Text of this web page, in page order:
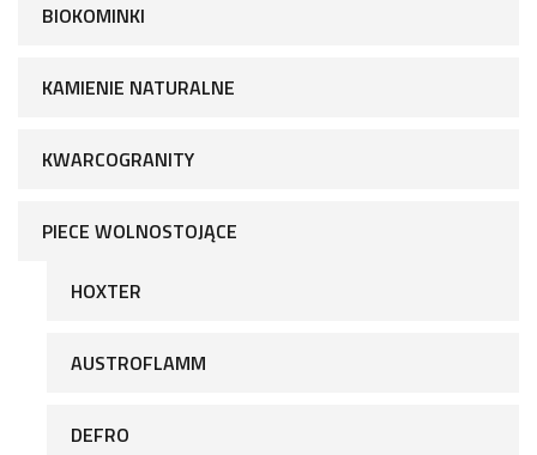
BIOKOMINKI
KAMIENIE NATURALNE
KWARCOGRANITY
PIECE WOLNOSTOJĄCE
HOXTER
AUSTROFLAMM
DEFRO